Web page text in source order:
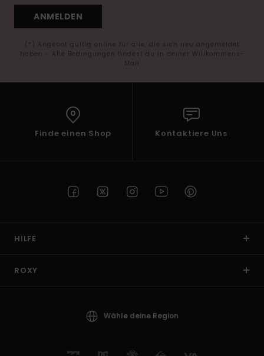
ANMELDEN
(*) Angebot gültig online für alle, die sich neu angemeldet
haben - Alle Bedingungen findest du in deiner Willkommens-
Mail
Finde einen Shop Kontaktiere Uns
HILFE
ROXY
Wähle deine Region